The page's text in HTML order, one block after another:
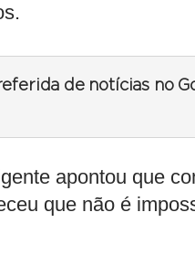
de notícias no
apontou que
que não é